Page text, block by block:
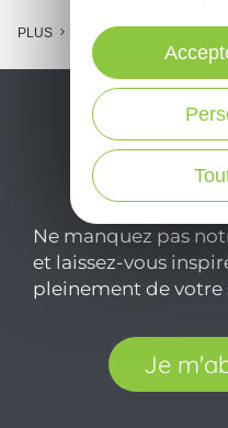
PLUS
Ne manquez pas
et laissez-vous
pleinement de votre
Je